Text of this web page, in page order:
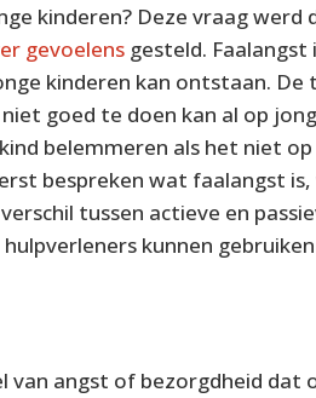
kinderen? Deze vraag werd
gevoelens gesteld.
kinderen kan ontstaan. De
goed te doen kan al op
belemmeren als het niet
bespreken wat faalangst
tussen actieve en
kunnen
van angst of bezorgdheid